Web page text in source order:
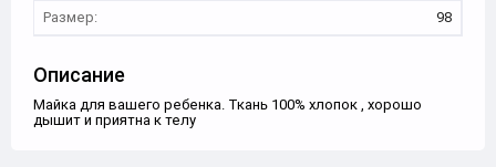
Размер:
98
Описание
Майка для вашего ребенка. Ткань 100% хлопок , хорошо
дышит и приятна к телу